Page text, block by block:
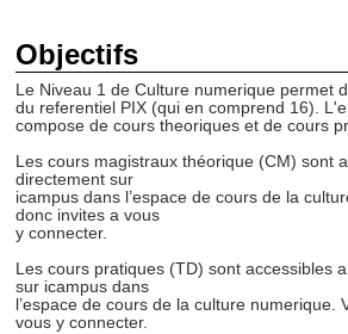
Objectifs
Le Niveau 1 de Culture numerique permet
du referentiel PIX (qui en comprend 16).
compose de cours theoriques et de cours
Les cours magistraux théorique (CM) sont
directement sur
icampus dans l’espace de cours de la
donc invites a vous
y connecter.
Les cours pratiques (TD) sont accessibles
sur icampus dans
l’espace de cours de la culture numerique.
vous y connecter.